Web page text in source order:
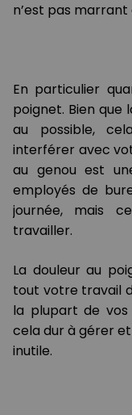
n’est pas marrant
En particulier
poignet. Bien que
au possible,
interférer avec
au genou est
employés de
journée, mais
travailler.
La douleur au
tout votre travail
la plupart de vos
cela dur à gérer
inutile.